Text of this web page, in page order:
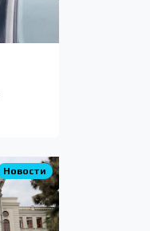
Новости